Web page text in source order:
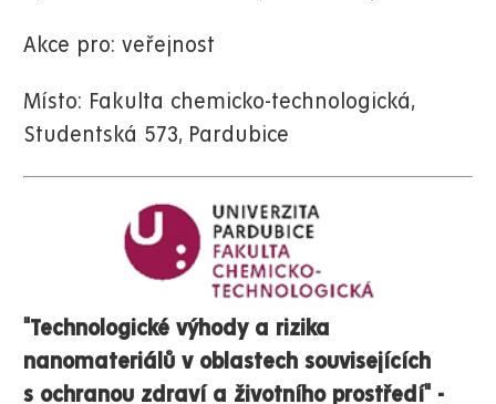
Akce pro: veřejnost
Místo: Fakulta chemicko-technologická,
Studentská 573, Pardubice
"Technologické výhody a rizika
nanomateriálů v oblastech souvisejících
s ochranou zdraví a životního prostředí" -